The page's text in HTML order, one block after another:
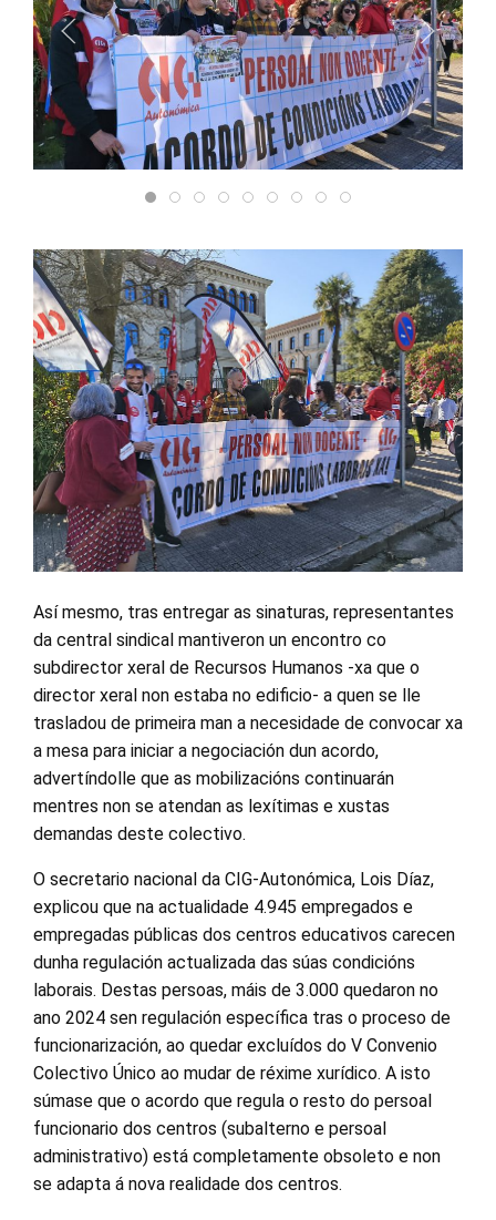
Así mesmo, tras entregar as sinaturas, representantes
da central sindical mantiveron un encontro co
subdirector xeral de Recursos Humanos -xa que o
director xeral non estaba no edificio- a quen se lle
trasladou de primeira man a necesidade de convocar xa
a mesa para iniciar a negociación dun acordo,
advertíndolle que as mobilizacións continuarán
mentres non se atendan as lexítimas e xustas
demandas deste colectivo.
O secretario nacional da CIG-Autonómica, Lois Díaz,
explicou que na actualidade 4.945 empregados e
empregadas públicas dos centros educativos carecen
dunha regulación actualizada das súas condicións
laborais. Destas persoas, máis de 3.000 quedaron no
ano 2024 sen regulación específica tras o proceso de
funcionarización, ao quedar excluídos do V Convenio
Colectivo Único ao mudar de réxime xurídico. A isto
súmase que o acordo que regula o resto do persoal
funcionario dos centros (subalterno e persoal
administrativo) está completamente obsoleto e non
se adapta á nova realidade dos centros.